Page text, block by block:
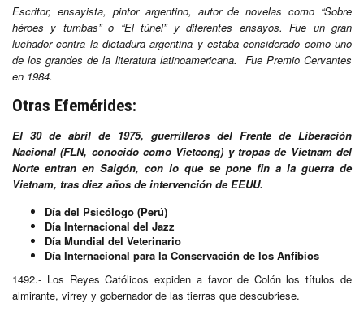
Escritor, ensayista, pintor argentino, autor de novelas como “Sobre
héroes y tumbas” o “El túnel” y diferentes ensayos. Fue un gran
luchador contra la dictadura argentina y estaba considerado como uno
de los grandes de la literatura latinoamericana. Fue Premio Cervantes
en 1984.
Otras Efemérides:
El 30 de abril de 1975, guerrilleros del Frente de Liberación
Nacional (FLN, conocido como Vietcong) y tropas de Vietnam del
Norte entran en Saigón, con lo que se pone fin a la guerra de
Vietnam, tras diez años de intervención de EEUU.
Día del Psicólogo (Perú)
Día Internacional del Jazz
Día Mundial del Veterinario
Día Internacional para la Conservación de los Anfibios
1492.- Los Reyes Católicos expiden a favor de Colón los títulos de
almirante, virrey y gobernador de las tierras que descubriese.